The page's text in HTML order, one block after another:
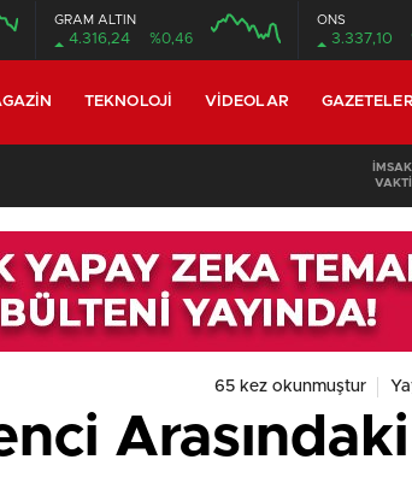
GRAM ALTIN
4.316,24 %0,46
ONS
3.337,10
TEKNOLOJI VIDEOLAR GAZETELER
İMSAK
VAKTI
65 kez okunmuştur